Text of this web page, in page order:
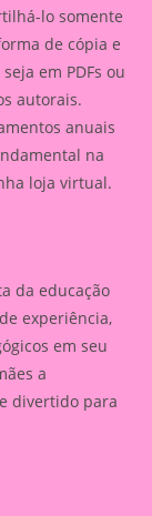
lo somente
de cópia e
em PDFs ou
autorais.
anuais
na
loja virtual.
da educação
experiência,
em seu
a
divertido para